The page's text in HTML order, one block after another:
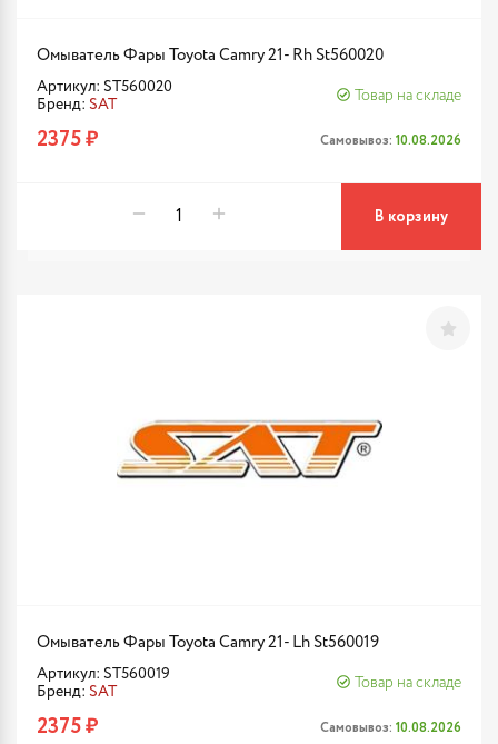
Омыватель Фары Toyota Camry 21- Rh St560020
Артикул: ST560020
Бренд: SAT
Товар на складе
2375 ₽ Самовывоз: 10.08.2026
В корзину
Омыватель Фары Toyota Camry 21- Lh St560019
Артикул: ST560019
Бренд: SAT
Товар на складе
2375 ₽ Самовывоз: 10.08.2026